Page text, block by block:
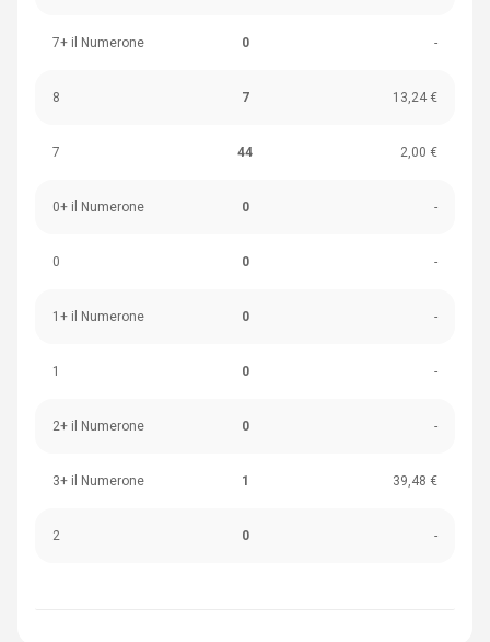
7+ il Numerone 0 -
8 7 13,24 €
7 44 2,00 €
0+ il Numerone 0 -
0 0 -
1+ il Numerone 0 -
1 0 -
2+ il Numerone 0 -
3+ il Numerone 1 39,48 €
2 0 -